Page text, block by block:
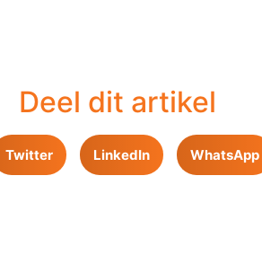
Deel dit artikel
Twitter LinkedIn WhatsApp